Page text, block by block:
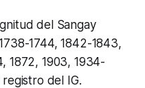
del Sangay
1744, 1842-1843,
1872, 1903, 1934-
registro del IG.